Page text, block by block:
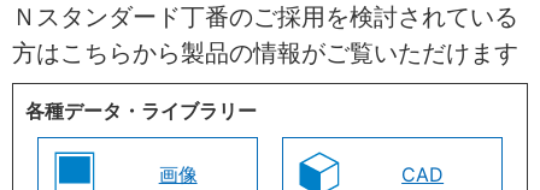
Ｎスタンダード丁番のご採用を検討されている
方はこちらから製品の情報がご覧いただけます
各種データ・ライブラリー
画像 CAD